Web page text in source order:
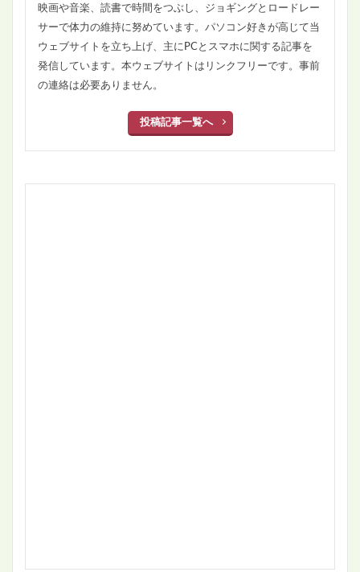
映画や音楽、読書で時間をつぶし、ジョギングとロードレー
サーで体力の維持に努めています。パソコン好きが高じて当
ウェブサイトを立ち上げ、主にPCとスマホに関する記事を
発信しています。本ウェブサイトはリンクフリーです。事前
の連絡は必要ありません。
投稿記事一覧へ